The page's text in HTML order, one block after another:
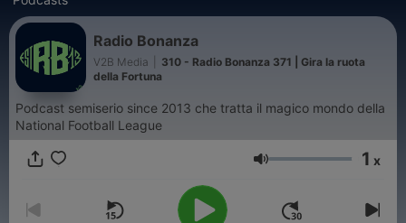
Radio Bonanza
V2B Media
310 - Radio Bonanza 371 | Gira la ruota
della Fortuna
Podcast semiserio since 2013 che tratta il magico mondo della
National Football League
Volumen 1 x